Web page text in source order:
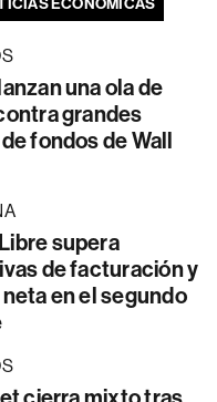
ECONÓMICAS
una ola de
grandes
fondos de Wall
supera
de facturación y
en el segundo